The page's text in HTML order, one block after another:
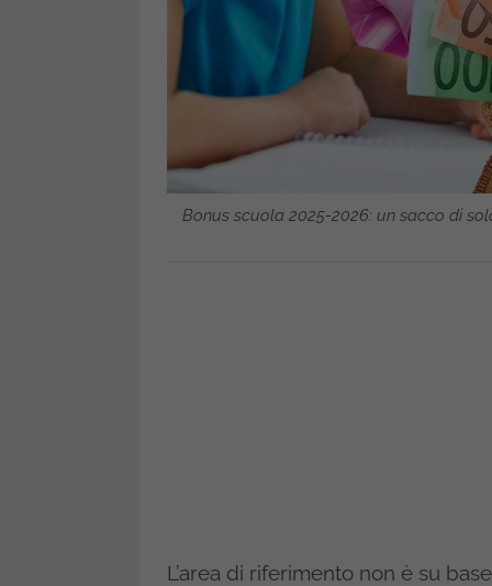
Bonus scuola 2025-2026: un sacco di
L’area di riferimento non è su